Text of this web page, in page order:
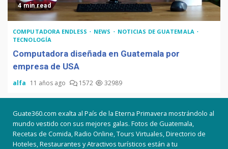
4 min read
COMPUTADORA ENDLESS NEWS
NOTICIAS DE GUATEMALA
TECNOLOGÍA
Computadora diseñada en Guatemala por
empresa de USA
alfa 11 años ago 1572 32989
Guate360.com exalta al País de la Eterna Primavera mostrándolo al
mundo vestido con sus mejores galas. Fotos de Guatemala,
Recetas de Comida, Radio Online, Tours Virtuales, Directorio de
Hoteles, Restaurantes y Atractivos turísticos están a tu